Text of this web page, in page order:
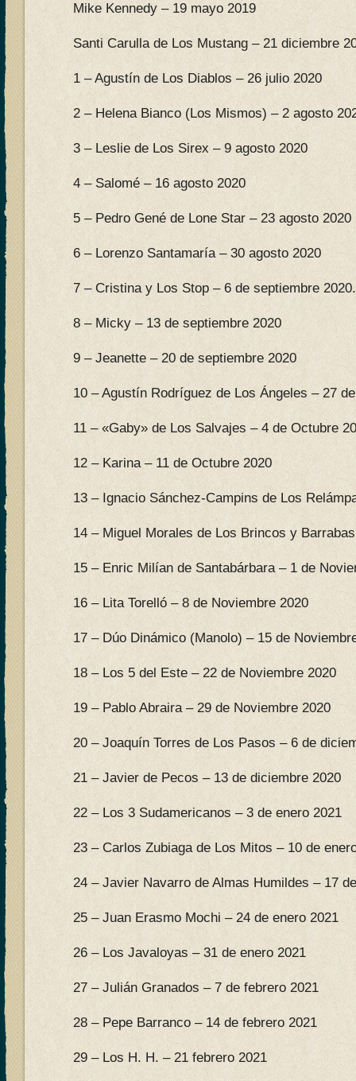
Mike Kennedy – 19 mayo 2019
Santi Carulla de Los Mustang – 21 diciembre
1 – Agustín de Los Diablos – 26 julio 2020
2 – Helena Bianco (Los Mismos) – 2 agosto
3 – Leslie de Los Sirex – 9 agosto 2020
4 – Salomé – 16 agosto 2020
5 – Pedro Gené de Lone Star – 23 agosto 2020
6 – Lorenzo Santamaría – 30 agosto 2020
7 – Cristina y Los Stop – 6 de septiembre 2020.
8 – Micky – 13 de septiembre 2020
9 – Jeanette – 20 de septiembre 2020
10 – Agustín Rodríguez de Los Ángeles – 27
11 – «Gaby» de Los Salvajes – 4 de Octubre
12 – Karina – 11 de Octubre 2020
13 – Ignacio Sánchez-Campins de Los
14 – Miguel Morales de Los Brincos y
15 – Enric Milían de Santabárbara – 1 de
16 – Lita Torelló – 8 de Noviembre 2020
17 – Dúo Dinámico (Manolo) – 15 de
18 – Los 5 del Este – 22 de Noviembre 2020
19 – Pablo Abraira – 29 de Noviembre 2020
20 – Joaquín Torres de Los Pasos – 6 de
21 – Javier de Pecos – 13 de diciembre 2020
22 – Los 3 Sudamericanos – 3 de enero 2021
23 – Carlos Zubiaga de Los Mitos – 10 de
24 – Javier Navarro de Almas Humildes – 17
25 – Juan Erasmo Mochi – 24 de enero 2021
26 – Los Javaloyas – 31 de enero 2021
27 – Julián Granados – 7 de febrero 2021
28 – Pepe Barranco – 14 de febrero 2021
29 – Los H. H. – 21 febrero 2021